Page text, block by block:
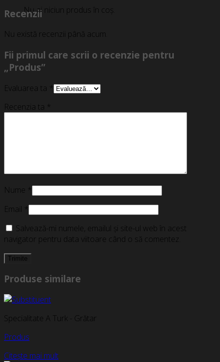
Nu ai niciun produs în coș.
Recenzii
Nu există recenzii până acum.
Fii primul care scrii o recenzie pentru
„Produs”
Evaluarea ta *
Recenzia ta *
Nume *
Email *
Salvează-mi numele, emailul și site-ul web în acest
navigator pentru data viitoare când o să comentez.
Produse similare
Specialitate A Turk - Grătar
Produs
Citește mai mult